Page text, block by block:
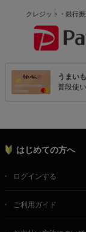
クレジット・銀行
うまい
普段使
はじめての方へ
ログインする
ご利用ガイド